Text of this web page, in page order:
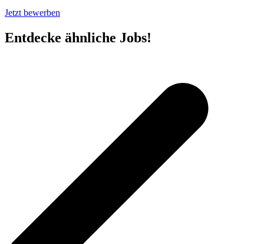
Jetzt bewerben
Entdecke ähnliche Jobs!